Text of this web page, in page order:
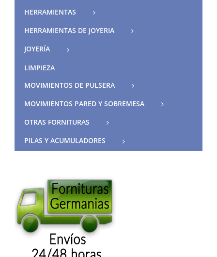
HERRAMIENTAS
HERRAMIENTAS DE JOYERIA
JOYERÍA
LIMPIEZA
MOVIMIENTOS DE PULSERA
MOVIMIENTOS PARED Y SOBREMESA
OTRAS FORNITURAS
PILAS Y ACUMULADORES